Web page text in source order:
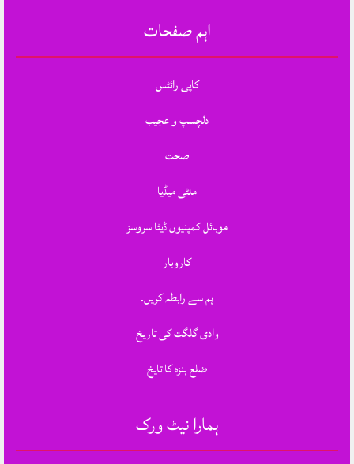
اہم صفحات
کاپی رائٹس
دلچسپ و عجیب
صحت
ملٹی میڈیا
موبائل کمپنیوں ڈیٹا سروسز
کاروبار
ہم سے رابطہ کریں.
وادی گلگت کی تاریخ
ضلع ہنزہ کا تایخ
ہمارا نیٹ ورک